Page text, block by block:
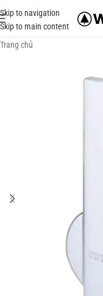
Skip to navigation
Skip to main content
Trang chủ